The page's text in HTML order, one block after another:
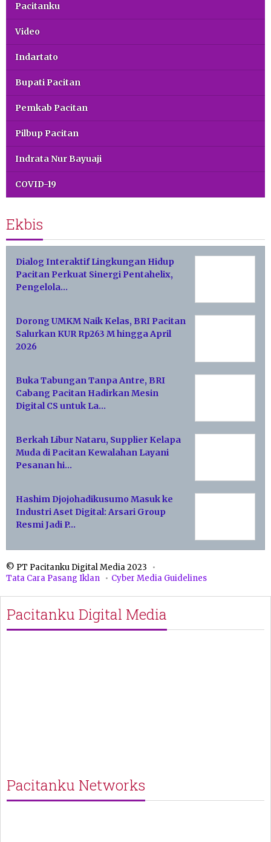
Pacitanku
Video
Indartato
Bupati Pacitan
Pemkab Pacitan
Pilbup Pacitan
Indrata Nur Bayuaji
COVID-19
Ekbis
Dialog Interaktif Lingkungan Hidup
Pacitan Perkuat Sinergi Pentahelix,
Pengelola…
Dorong UMKM Naik Kelas, BRI Pacitan
Salurkan KUR Rp263 M hingga April
2026
Buka Tabungan Tanpa Antre, BRI
Cabang Pacitan Hadirkan Mesin
Digital CS untuk La…
Berkah Libur Nataru, Supplier Kelapa
Muda di Pacitan Kewalahan Layani
Pesanan hi…
Hashim Djojohadikusumo Masuk ke
Industri Aset Digital: Arsari Group
Resmi Jadi P…
© PT Pacitanku Digital Media 2023
Tata Cara Pasang Iklan
Cyber Media Guidelines
Pacitanku Digital Media
Pacitanku Networks